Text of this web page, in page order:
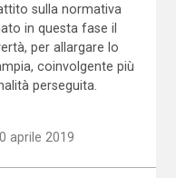
sulla normativa
in questa fase il
per allargare lo
coinvolgente più
perseguita.
aprile 2019